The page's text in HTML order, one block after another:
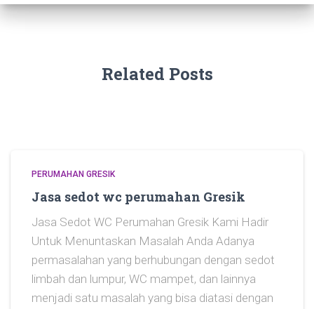
Related Posts
PERUMAHAN GRESIK
Jasa sedot wc perumahan Gresik
Jasa Sedot WC Perumahan Gresik Kami Hadir
Untuk Menuntaskan Masalah Anda Adanya
permasalahan yang berhubungan dengan sedot
limbah dan lumpur, WC mampet, dan lainnya
menjadi satu masalah yang bisa diatasi dengan